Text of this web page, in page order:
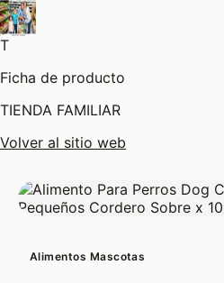
T
Ficha de producto
TIENDA FAMILIAR
Volver al sitio web
Alimentos Mascotas